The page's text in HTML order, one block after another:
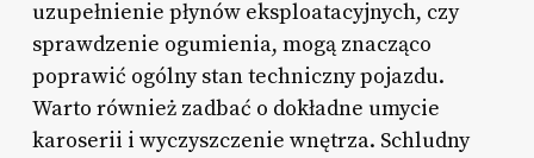
uzupełnienie płynów eksploatacyjnych, czy
sprawdzenie ogumienia, mogą znacząco
poprawić ogólny stan techniczny pojazdu.
Warto również zadbać o dokładne umycie
karoserii i wyczyszczenie wnętrza. Schludny